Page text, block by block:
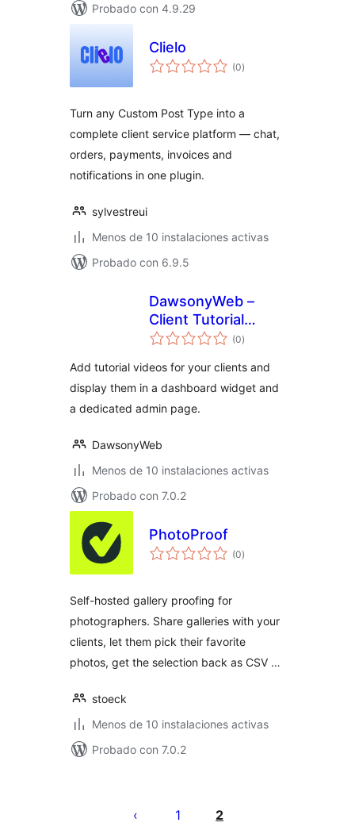
Probado con 4.9.29
Clielo
(0total
de
)
Turn any Custom Post Type into a
complete client service platform — chat,
orders, payments, invoices and
notifications in one plugin.
sylvestreui
Menos de 10 instalaciones activas
Probado con 6.9.5
DawsonyWeb –
Client Tutorial
Videos
(0total
de
)
Add tutorial videos for your clients and
display them in a dashboard widget and
a dedicated admin page.
DawsonyWeb
Menos de 10 instalaciones activas
Probado con 7.0.2
PhotoProof
(0total
de
)
Self-hosted gallery proofing for
photographers. Share galleries with your
clients, let them pick their favorite
photos, get the selection back as CSV …
stoeck
Menos de 10 instalaciones activas
Probado con 7.0.2
1 2